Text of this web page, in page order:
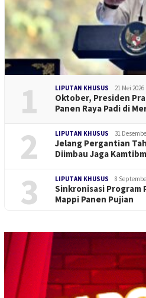
1 LIPUTAN KHUSUS 21 Mei 2026
Oktober, Presiden
Panen Raya Padi di
2 LIPUTAN KHUSUS 31
Jelang Pergantian
Diimbau Jaga
3 LIPUTAN KHUSUS 8
Sinkronisasi Program
Mappi Panen Pujian